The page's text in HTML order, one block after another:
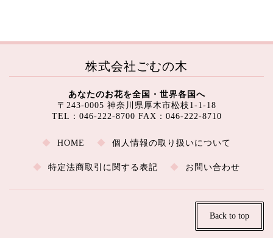
株式会社ごむの木
あなたのお花を全国・世界各国へ
〒243-0005 神奈川県厚木市松枝1-1-18
TEL：046-222-8700 FAX：046-222-8710
HOME 個人情報の取り扱いについて
特定法商取引に関する表記 お問い合わせ
Back to top